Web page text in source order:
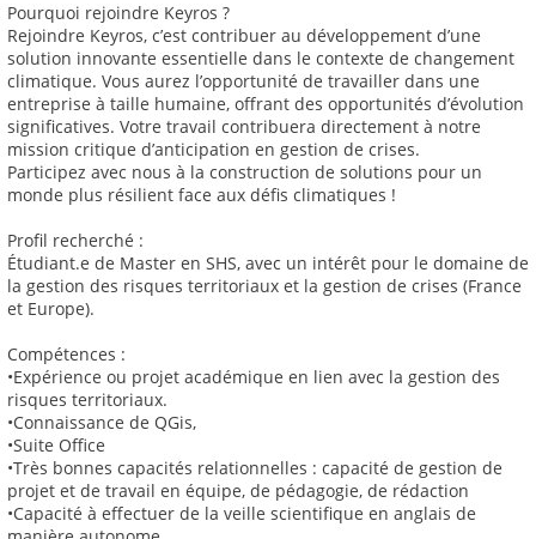
Pourquoi rejoindre Keyros ?
Rejoindre Keyros, c’est contribuer au développement d’une
solution innovante essentielle dans le contexte de changement
climatique. Vous aurez l’opportunité de travailler dans une
entreprise à taille humaine, offrant des opportunités d’évolution
significatives. Votre travail contribuera directement à notre
mission critique d’anticipation en gestion de crises.
Participez avec nous à la construction de solutions pour un
monde plus résilient face aux défis climatiques !
Profil recherché :
Étudiant.e de Master en SHS, avec un intérêt pour le domaine de
la gestion des risques territoriaux et la gestion de crises (France
et Europe).
Compétences :
•Expérience ou projet académique en lien avec la gestion des
risques territoriaux.
•Connaissance de QGis,
•Suite Office
•Très bonnes capacités relationnelles : capacité de gestion de
projet et de travail en équipe, de pédagogie, de rédaction
•Capacité à effectuer de la veille scientifique en anglais de